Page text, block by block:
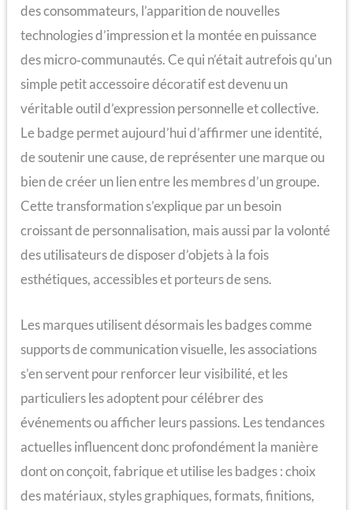
des consommateurs, l’apparition de nouvelles
technologies d’impression et la montée en puissance
des micro‑communautés. Ce qui n’était autrefois qu’un
simple petit accessoire décoratif est devenu un
véritable outil d’expression personnelle et collective.
Le badge permet aujourd’hui d’affirmer une identité,
de soutenir une cause, de représenter une marque ou
bien de créer un lien entre les membres d’un groupe.
Cette transformation s’explique par un besoin
croissant de personnalisation, mais aussi par la volonté
des utilisateurs de disposer d’objets à la fois
esthétiques, accessibles et porteurs de sens.
Les marques utilisent désormais les badges comme
supports de communication visuelle, les associations
s’en servent pour renforcer leur visibilité, et les
particuliers les adoptent pour célébrer des
événements ou afficher leurs passions. Les tendances
actuelles influencent donc profondément la manière
dont on conçoit, fabrique et utilise les badges : choix
des matériaux, styles graphiques, formats, finitions,